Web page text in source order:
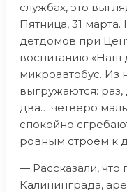
службах, это
Пятница, 31
детдомов при
воспитанию «Наш
микроавтобус. Из
выгружаются:
два… четверо
спокойно
ровным строем к
— Рассказали, что
Калининграда,